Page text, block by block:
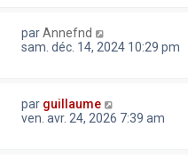
parAnnefnd
sam. déc. 14, 2024 10:29 pm
par guillaume
ven. avr. 24, 2026 7:39 am